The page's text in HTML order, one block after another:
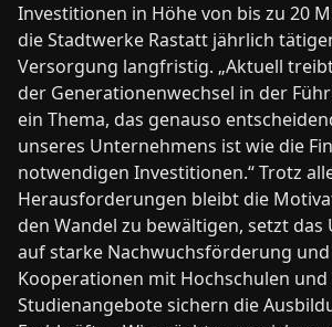
Investitionen in Höhe von bis zu 20
die Stadtwerke Rastatt jährlich
Versorgung langfristig. „Aktuell
der Generationenwechsel in der
ein Thema, das genauso
unseres Unternehmens ist wie die
notwendigen Investitionen.“ Trotz
Herausforderungen bleibt die
den Wandel zu bewältigen, setzt das
auf starke Nachwuchsförderung
Kooperationen mit Hochschulen und
Studienangebote sichern die